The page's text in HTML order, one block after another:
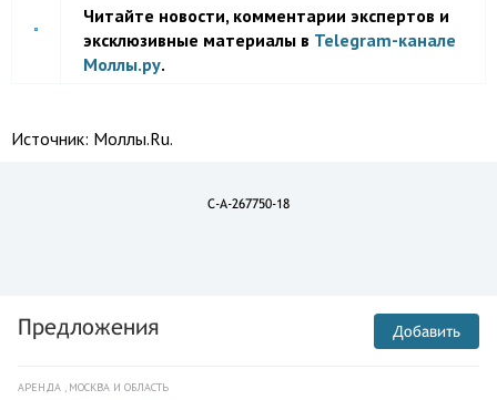
Читайте новости, комментарии экспертов и
эксклюзивные материалы в Telegram-канале
Моллы.ру.
Источник: Моллы.Ru.
C-A-267750-18
Предложения Добавить
АРЕНДА , МОСКВА И ОБЛАСТЬ